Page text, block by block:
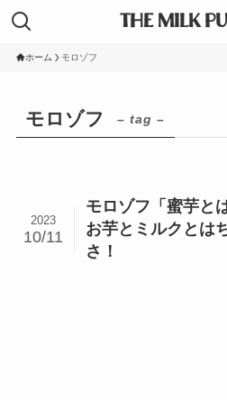
THE MILK
ホーム モロゾフ
モロゾフ – tag –
モロゾフ「蜜芋と
お芋とミルクとは
さ！
2023
10/11